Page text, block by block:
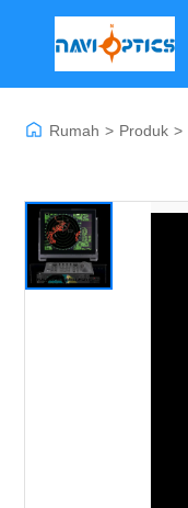
Rumah > Produk >